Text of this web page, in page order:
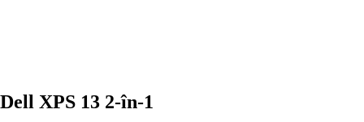
Dell XPS 13 2-în-1